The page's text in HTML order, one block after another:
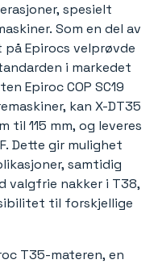
spesielt
Som en del av
på Epirocs velprøvde
i markedet
Epiroc COP SC19
kan X-DT35
til 115 mm, og leveres
Dette gir mulighet
samtidig
valgfrie nakker i T38,
til forskjellige
T35-materen, en